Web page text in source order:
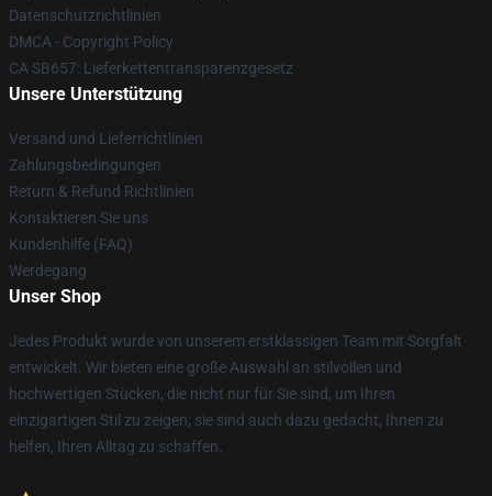
Datenschutzrichtlinien
DMCA - Copyright Policy
CA SB657: Lieferkettentransparenzgesetz
Unsere Unterstützung
Versand und Lieferrichtlinien
Zahlungsbedingungen
Return & Refund Richtlinien
Kontaktieren Sie uns
Kundenhilfe (FAQ)
Werdegang
Unser Shop
Jedes Produkt wurde von unserem erstklassigen Team mit Sorgfalt
entwickelt. Wir bieten eine große Auswahl an stilvollen und
hochwertigen Stücken, die nicht nur für Sie sind, um Ihren
einzigartigen Stil zu zeigen; sie sind auch dazu gedacht, Ihnen zu
helfen, Ihren Alltag zu schaffen.